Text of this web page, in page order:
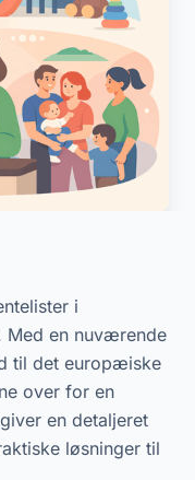
i
Med en nuværende
til det europæiske
over for en
en detaljeret
løsninger til